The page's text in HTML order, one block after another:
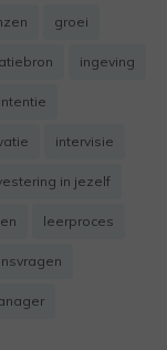
groei
ingeving
intentie
intervisie
in jezelf
leerproces